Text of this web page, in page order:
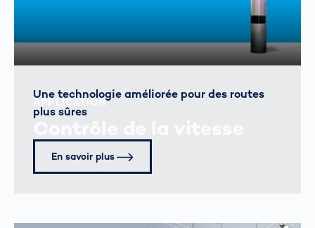
APPLICATION
Une technologie améliorée pour des routes
plus sûres
En savoir plus